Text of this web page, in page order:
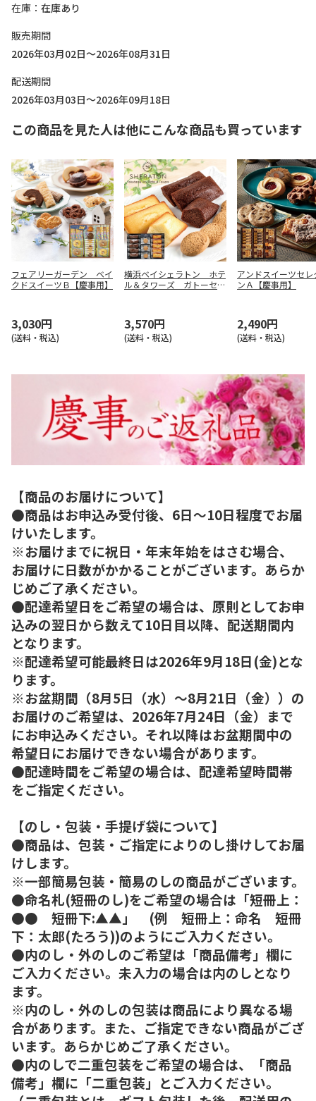
在庫
在庫あり
販売期間
2026年03月02日～2026年08月31日
配送期間
2026年03月03日～2026年09月18日
この商品を見た人は他にこんな商品も買っています
フェアリーガーデン ベイ
クドスイーツＢ【慶事用】
3,030円
(送料・税込)
横浜ベイシェラトン ホテ
ル＆タワーズ ガトーセレ
3,570円
(送料・税込)
アンドスイーツセレ
ンＡ【慶事用】
2,490円
(送料・税込)
【商品のお届けについて】
●商品はお申込み受付後、6日～10日程度でお届
けいたします。
※お届けまでに祝日・年末年始をはさむ場合、
お届けに日数がかかることがございます。あらか
じめご了承ください。
●配達希望日をご希望の場合は、原則としてお申
込みの翌日から数えて10日目以降、配送期間内
となります。
※配達希望可能最終日は2026年9月18日(金)とな
ります。
※お盆期間（8月5日（水）～8月21日（金））の
お届けのご希望は、2026年7月24日（金）まで
にお申込みください。それ以降はお盆期間中の
希望日にお届けできない場合があります。
●配達時間をご希望の場合は、配達希望時間帯
をご指定ください。
【のし・包装・手提げ袋について】
●商品は、包装・ご指定によりのし掛けしてお届
けします。
※一部簡易包装・簡易のしの商品がございます。
●命名札(短冊のし)をご希望の場合は「短冊上：
●● 短冊下:▲▲」 (例 短冊上：命名 短冊
下：太郎(たろう))のようにご入力ください。
●内のし・外のしのご希望は「商品備考」欄に
ご入力ください。未入力の場合は内のしとなり
ます。
※内のし・外のしの包装は商品により異なる場
合があります。また、ご指定できない商品がござ
います。あらかじめご了承ください。
●内のしで二重包装をご希望の場合は、「商品
備考」欄に「二重包装」とご入力ください。